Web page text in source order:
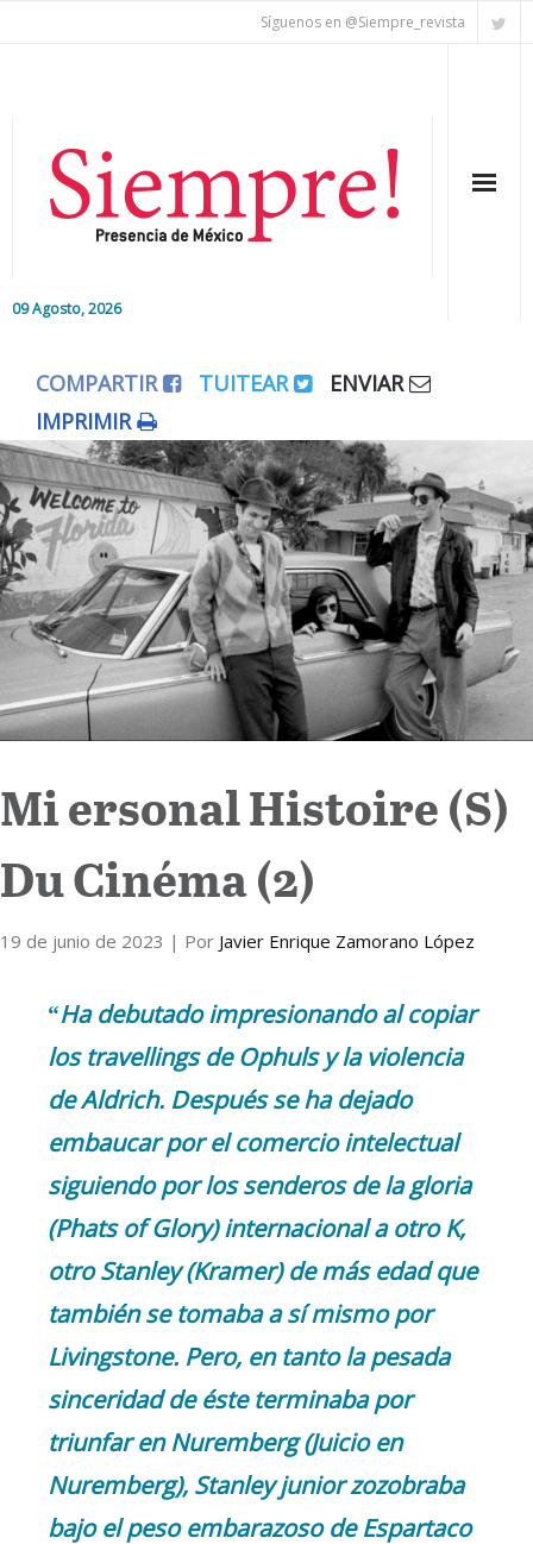
Síguenos en @Siempre_revista
09 Agosto, 2026
Editorial
Nacional
Colaboradores
Internacional
Cultura
COMPARTIR TUITEAR
ENVIAR
IMPRIMIR
Mi ersonal Histoire (S)
Du Cinéma (2)
19 de junio de 2023 | Por Javier Enrique Zamorano López
“Ha debutado impresionando al copiar
los travellings de Ophuls y la violencia
de Aldrich. Después se ha dejado
embaucar por el comercio intelectual
siguiendo por los senderos de la gloria
(Phats of Glory) internacional a otro K,
otro Stanley (Kramer) de más edad que
también se tomaba a sí mismo por
Livingstone. Pero, en tanto la pesada
sinceridad de éste terminaba por
triunfar en Nuremberg (Juicio en
Nuremberg), Stanley junior zozobraba
bajo el peso embarazoso de Espartaco